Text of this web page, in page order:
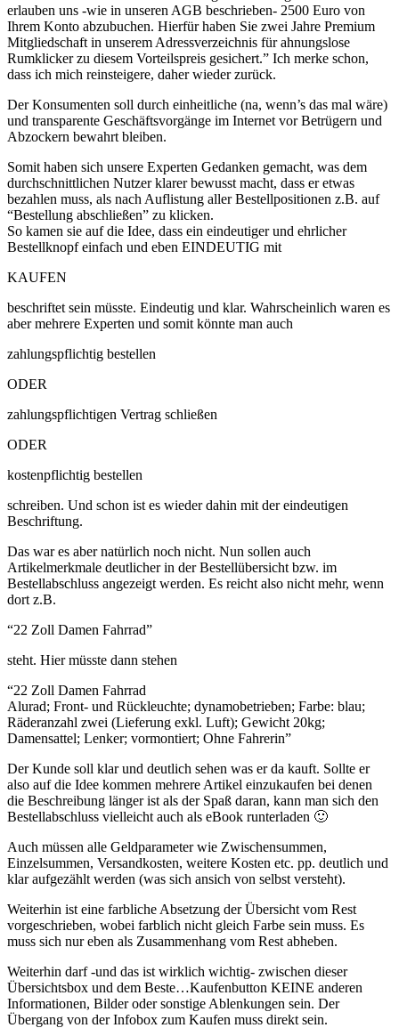
erlauben uns -wie in unseren AGB beschrieben- 2500 Euro von
Ihrem Konto abzubuchen. Hierfür haben Sie zwei Jahre Premium
Mitgliedschaft in unserem Adressverzeichnis für ahnungslose
Rumklicker zu diesem Vorteilspreis gesichert.” Ich merke schon,
dass ich mich reinsteigere, daher wieder zurück.
Der Konsumenten soll durch einheitliche (na, wenn’s das mal wäre)
und transparente Geschäftsvorgänge im Internet vor Betrügern und
Abzockern bewahrt bleiben.
Somit haben sich unsere Experten Gedanken gemacht, was dem
durchschnittlichen Nutzer klarer bewusst macht, dass er etwas
bezahlen muss, als nach Auflistung aller Bestellpositionen z.B. auf
“Bestellung abschließen” zu klicken.
So kamen sie auf die Idee, dass ein eindeutiger und ehrlicher
Bestellknopf einfach und eben EINDEUTIG mit
KAUFEN
beschriftet sein müsste. Eindeutig und klar. Wahrscheinlich waren es
aber mehrere Experten und somit könnte man auch
zahlungspflichtig bestellen
ODER
zahlungspflichtigen Vertrag schließen
ODER
kostenpflichtig bestellen
schreiben. Und schon ist es wieder dahin mit der eindeutigen
Beschriftung.
Das war es aber natürlich noch nicht. Nun sollen auch
Artikelmerkmale deutlicher in der Bestellübersicht bzw. im
Bestellabschluss angezeigt werden. Es reicht also nicht mehr, wenn
dort z.B.
“22 Zoll Damen Fahrrad”
steht. Hier müsste dann stehen
“22 Zoll Damen Fahrrad
Alurad; Front- und Rückleuchte; dynamobetrieben; Farbe: blau;
Räderanzahl zwei (Lieferung exkl. Luft); Gewicht 20kg;
Damensattel; Lenker; vormontiert; Ohne Fahrerin”
Der Kunde soll klar und deutlich sehen was er da kauft. Sollte er
also auf die Idee kommen mehrere Artikel einzukaufen bei denen
die Beschreibung länger ist als der Spaß daran, kann man sich den
Bestellabschluss vielleicht auch als eBook runterladen 🙂
Auch müssen alle Geldparameter wie Zwischensummen,
Einzelsummen, Versandkosten, weitere Kosten etc. pp. deutlich und
klar aufgezählt werden (was sich ansich von selbst versteht).
Weiterhin ist eine farbliche Absetzung der Übersicht vom Rest
vorgeschrieben, wobei farblich nicht gleich Farbe sein muss. Es
muss sich nur eben als Zusammenhang vom Rest abheben.
Weiterhin darf -und das ist wirklich wichtig- zwischen dieser
Übersichtsbox und dem Beste…Kaufenbutton KEINE anderen
Informationen, Bilder oder sonstige Ablenkungen sein. Der
Übergang von der Infobox zum Kaufen muss direkt sein.